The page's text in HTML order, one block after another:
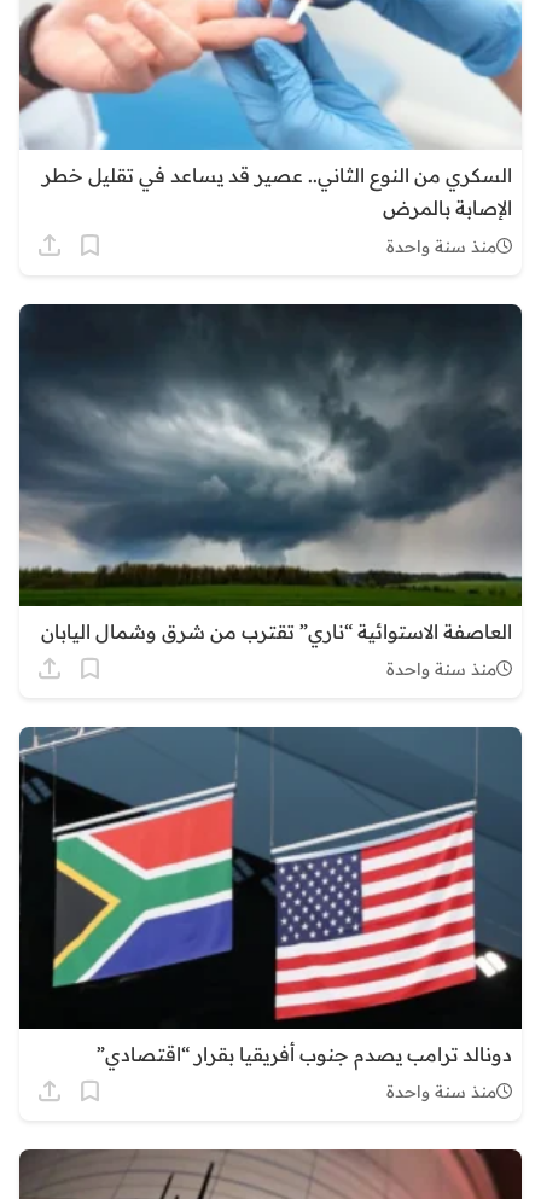
السكري من النوع الثاني.. عصير قد يساعد في تقليل خطر
الإصابة بالمرض
منذ سنة واحدة
العاصفة الاستوائية “ناري” تقترب من شرق وشمال اليابان
منذ سنة واحدة
دونالد ترامب يصدم جنوب أفريقيا بقرار “اقتصادي”
منذ سنة واحدة